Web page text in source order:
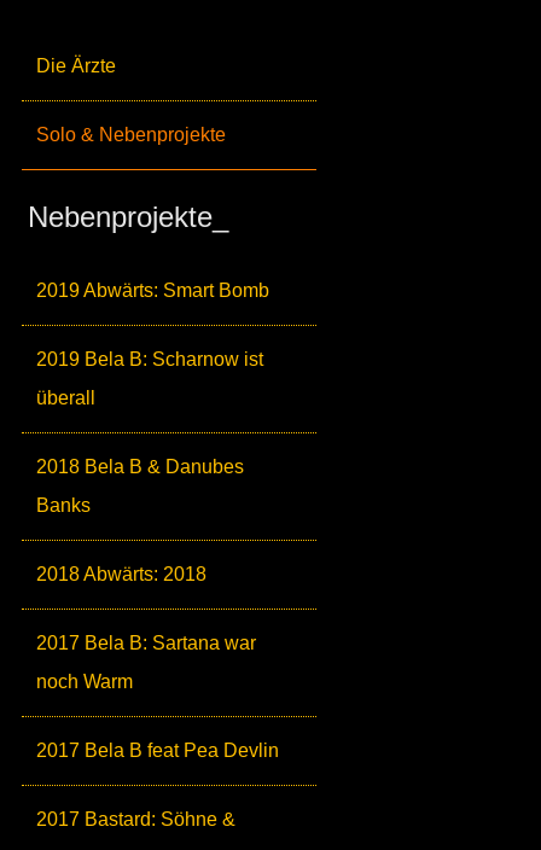
Die Ärzte
Solo & Nebenprojekte
Nebenprojekte_
2019 Abwärts: Smart Bomb
2019 Bela B: Scharnow ist
überall
2018 Bela B & Danubes
Banks
2018 Abwärts: 2018
2017 Bela B: Sartana war
noch Warm
2017 Bela B feat Pea Devlin
2017 Bastard: Söhne &